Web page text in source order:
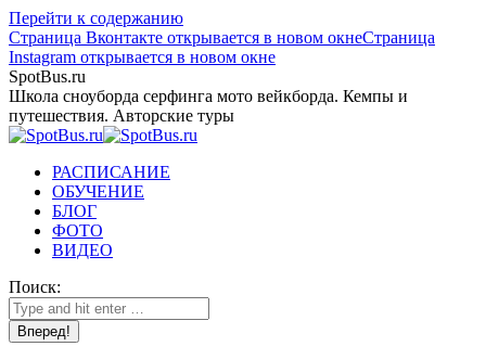
Перейти к содержанию
Страница Вконтакте открывается в новом окнеСтраница
Instagram открывается в новом окне
SpotBus.ru
Школа сноуборда серфинга мото вейкборда. Кемпы и
путешествия. Авторские туры
РАСПИСАНИЕ
ОБУЧЕНИЕ
БЛОГ
ФОТО
ВИДЕО
Поиск: